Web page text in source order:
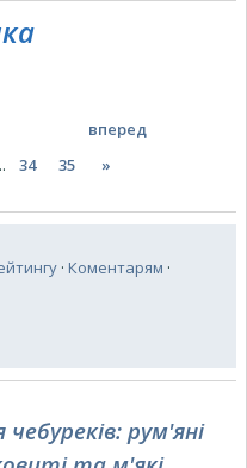
34 35
вперед
»
· Коментарям ·
рум'яні